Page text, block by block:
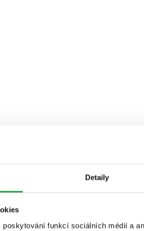
Detaily
poskytování funkcí sociálních médií a